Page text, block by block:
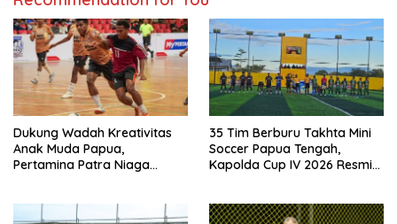
Dukung Wadah Kreativitas
Anak Muda Papua,
Pertamina Patra Niaga
Competition 2026
35 Tim Berburu Takhta Mini
Soccer Papua Tengah,
Kapolda Cup IV 2026 Resmi